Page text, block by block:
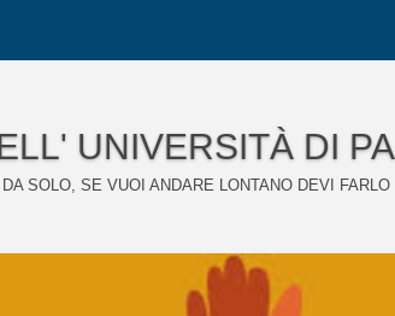
UNIVERSITÀ DI
SOLO, SE VUOI ANDARE LONTANO DEVI